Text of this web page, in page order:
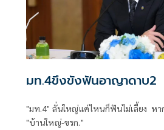
มท.4ขึงขังฟันอาญาดาบ2
"มท.4" ลั่นใหญ่แค่ไหนก็ฟันไม่เลี้ยง หา
"บ้านใหญ่-ขรก."